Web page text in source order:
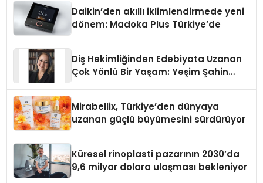
Daikin’den akıllı iklimlendirmede yeni
dönem: Madoka Plus Türkiye’de
Diş Hekimliğinden Edebiyata Uzanan
Çok Yönlü Bir Yaşam: Yeşim Şahin
Mirabellix, Türkiye’den dünyaya
uzanan güçlü büyümesini sürdürüyor
Küresel rinoplasti pazarının 2030’da
9,6 milyar dolara ulaşması bekleniyor